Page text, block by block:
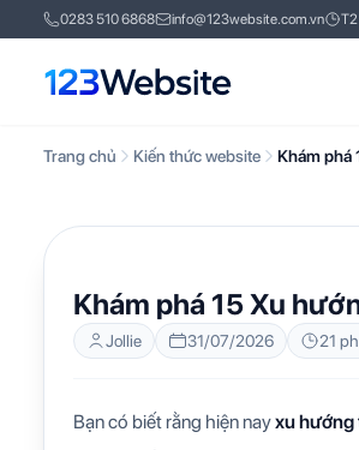
0283 510 6868 info@123website.com.vn
Trang chủ Kiến thức website Khám phá
Khám phá 15 Xu
Jollie 31/07/2026 21
Bạn có biết rằng hiện nayxu